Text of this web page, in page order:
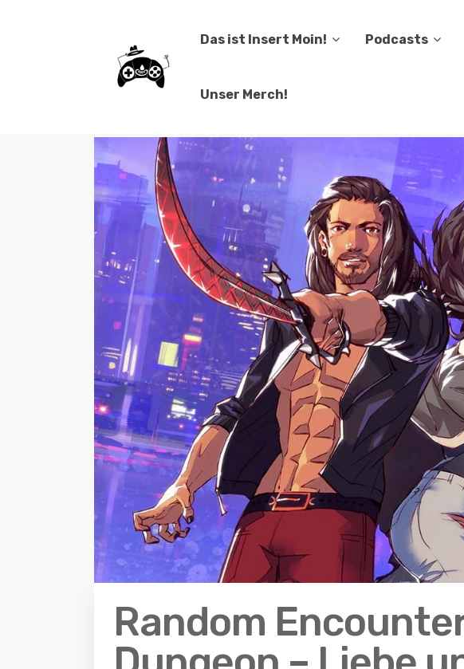
Das ist Insert Moin! Podcasts
Unser Merch!
Random